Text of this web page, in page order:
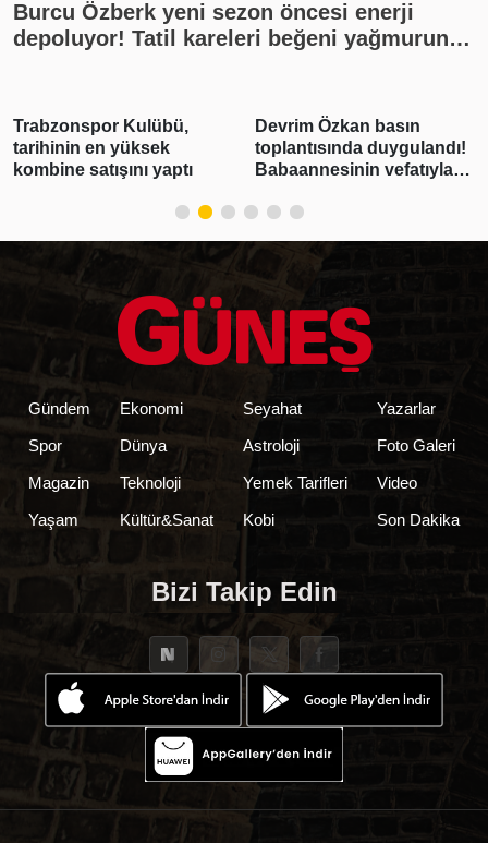
Burcu Özberk yeni sezon öncesi enerji
depoluyor! Tatil kareleri beğeni yağmuruna
Trabzonspor Kulübü,
tarihinin en yüksek
kombine satışını yaptı
Devrim Özkan basın
toplantısında duygulandı!
Babaannesinin vefatıyla
Gündem
Spor
Magazin
Yaşam
Ekonomi
Dünya
Teknoloji
Kültür&Sanat
Seyahat
Astroloji
Yemek Tarifleri
Kobi
Yazarlar
Foto Galeri
Video
Son Dakika
Bizi Takip Edin